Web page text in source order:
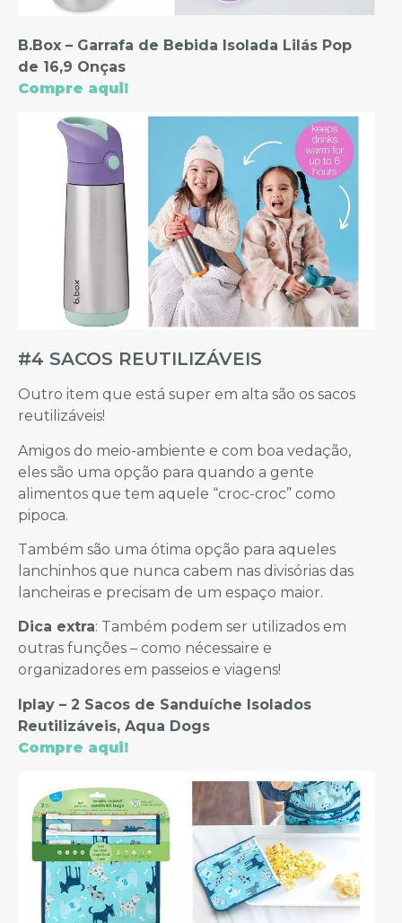
B.Box – Garrafa de Bebida Isolada Lilás Pop
de 16,9 Onças
Compre aqui!
#4 SACOS REUTILIZÁVEIS
Outro item que está super em alta são os sacos
reutilizáveis!
Amigos do meio-ambiente e com boa vedação,
eles são uma opção para quando a gente
alimentos que tem aquele “croc-croc” como
pipoca.
Também são uma ótima opção para aqueles
lanchinhos que nunca cabem nas divisórias das
lancheiras e precisam de um espaço maior.
Dica extra: Também podem ser utilizados em
outras funções – como nécessaire e
organizadores em passeios e viagens!
Iplay – 2 Sacos de Sanduíche Isolados
Reutilizáveis, Aqua Dogs
Compre aqui!